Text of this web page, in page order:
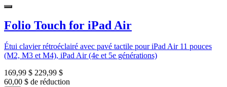
Folio Touch for iPad Air
Étui clavier rétroéclairé avec pavé tactile pour iPad Air 11 pouces
(M2, M3 et M4), iPad Air (4e et 5e générations)
169,99 $ 229,99 $
60,00 $ de réduction